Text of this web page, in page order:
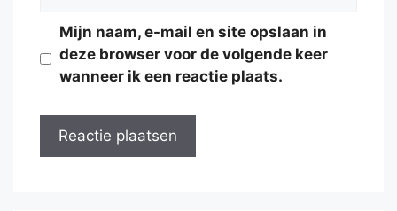
Mijn naam, e-mail en site opslaan in
deze browser voor de volgende keer
wanneer ik een reactie plaats.